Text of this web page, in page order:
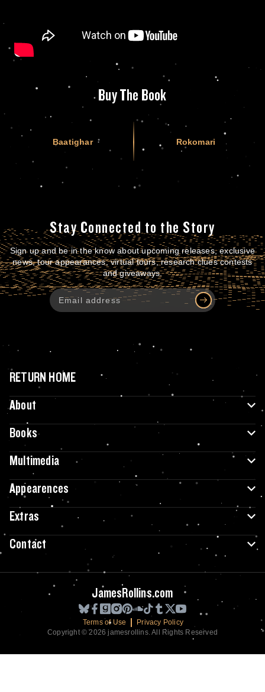
Buy The Book
Baatighar Rokomari
Stay Connected to the Story
Sign up and be in the know about upcoming releases, exclusive
news, tour appearances, virtual tours, research clues contests
and giveaways.
RETURN HOME
About
Books
Multimedia
Appearences
Extras
Contact
JamesRollins.com
Terms of Use
Privacy Policy
Copyright © 2026 jamesrollins. All Rights Reserved